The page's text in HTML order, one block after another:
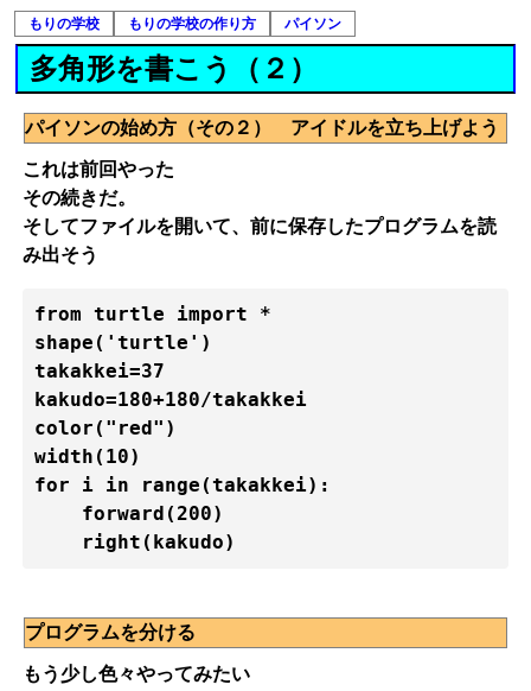
もりの学校 もりの学校の作り方 パイソン
多角形を書こう（２）
パイソンの始め方（その２） アイドルを立ち上げよう
これは前回やった
その続きだ。
そしてファイルを開いて、前に保存したプログラムを読
み出そう
from turtle import *
shape('turtle')
takakkei=37
kakudo=180+180/takakkei
color("red")
width(10)
for i in range(takakkei):
    forward(200)
    right(kakudo)
プログラムを分ける
もう少し色々やってみたい